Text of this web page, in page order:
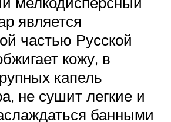
является
частью Русской
кожу, в
капель
не сушит легкие и
банными